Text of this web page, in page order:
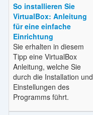
So installieren Sie
VirtualBox: Anleitung
für eine einfache
Einrichtung
Sie erhalten in diesem
Tipp eine VirtualBox
Anleitung, welche Sie
durch die Installation und
Einstellungen des
Programms führt.